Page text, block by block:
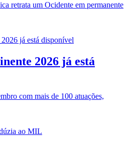
retrata um Ocidente em permanente
2026 já está
com mais de 100 atuações,